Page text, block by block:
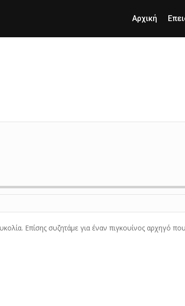
Αρχική
Επίσης συζητάμε για έναν πιγκουίνος αρχηγό